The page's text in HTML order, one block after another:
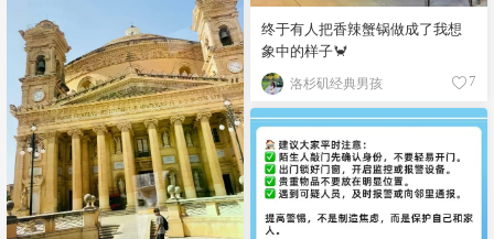
终于有人把香辣蟹锅做成了我想
象中的样子🦀
洛杉矶经典男孩 7